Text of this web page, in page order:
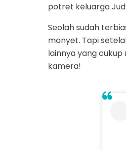
potret keluarga
Seolah sudah
monyet. Tapi
lainnya yang
kamera!